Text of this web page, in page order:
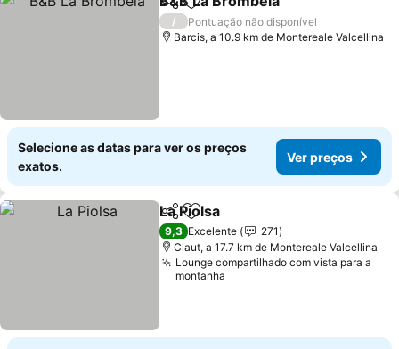
PartilharAdicionar aos favoritos
/
Pontuação não disponível
Barcis, a 10.9 km de Montereale Valcellina
Selecione as datas para ver os preços
exatos.
Ver preços
PartilharAdicionar aos favoritos
La Piolsa
9,3 Excelente
271
Claut, a 17.7 km de Montereale Valcellina
Lounge compartilhado com vista para a
montanha